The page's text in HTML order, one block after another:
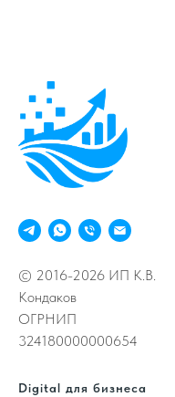
© 2016-2026 ИП К.В.
Кондаков
ОГРНИП
324180000000654
Digital для бизнеса